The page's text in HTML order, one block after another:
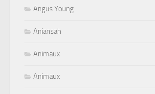
Angus Young
Aniansah
Animaux
Animaux